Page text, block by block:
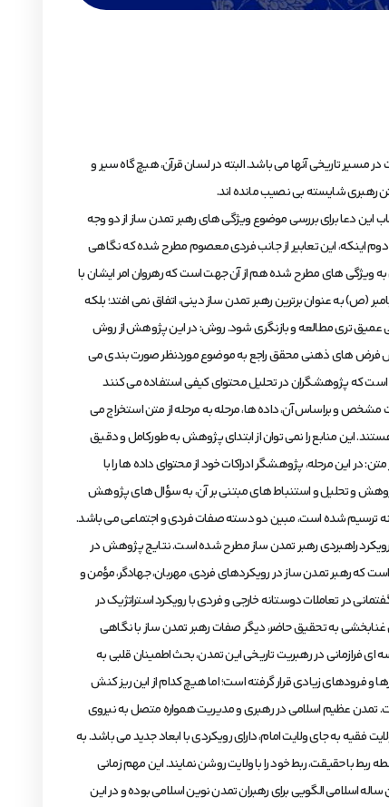
مسیر تاریخی آنها می باشد. البته در لسان قرآن، هیچ گاه سیر و
این دعا برای بررسی موضوع ویژگی های رهبر تمدن ساز از دو وجه
اینکه، این تعابیر از جانب فردی معصوم مطرح شده که نگاهی
های مطرح شده هم از آن جهت است که رهروان امر ایشان با
به عنوان برترین رهبر تمدن ساز دینی، اتفاق نمی افتد؛ بلکه
عمیق تری مطالعه و بازنگری شود. روش: در این پژوهش از روش
1. تدوین پرسش های تحقیق: این پرسش ها براساس پیش فرض های ذهنی محقق راجع به موضوع موردنظر صورت بندی می
ترین واحدی است که پژوهشگران در تحلیل محتوای کیفی استفاده می کنند
مقولات مشخص و براساس آن، داده ها، مرحله به مرحله از متن استخراج می
نظر هستند. این منابع را نمی توان از ابتدای پژوهش به طورکامل و دقیق
دارد که از منابع بررسی شده به دست آمده است (گال، بورگ و گال، 1395، ص 389-398)؛ 5. تحلیل و استنباط از متن: در این مرحله، پژوهشگر ادراکات خود از محتوای داده ها را با
پرسش های تحقیق: در پایان، براساس یافته های پژوهش و تحلیل و استنباط های مبتنی بر آن، به سؤال های پژوهش
ترسیم شده است، مبین دو دسته صفات فردی و اجتماعی می باشد.
راهبردی رهبر تمدن ساز مطرح شده است. نتایج پژوهش در
رهبر تمدن ساز در رویکردهای فردی، مهربان، جهادگر، مؤمن و
در تعاملات دوستانه خارجی و فردی با رویکرد استراتژیک در
غنابخشی به تحقیق حاضر، دیگر صفات رهبر تمدن ساز با نگاهی
فرازمانی در رهبریت تاریخی این تمدن، بحث اطمینان قلبی به
فرودهای زیادی قرار گرفته است؛ اما هیچ کدام از این ریز کنش
تمدن عظیم اسلامی در رهبری و مدیریت همواره متصل به نیروی
فقیه به جای ولایت امام، دارای رویکردی با ابعاد جدید می باشد. به
با حقیقت، ربط خود را با ولایت روشن نمایند. این مهم زمانی
اسلامی الگویی برای رهبران تمدن نوین اسلامی بوده و در این